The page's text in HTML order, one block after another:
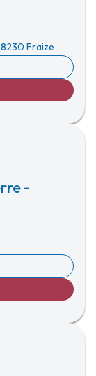
Fraize
-